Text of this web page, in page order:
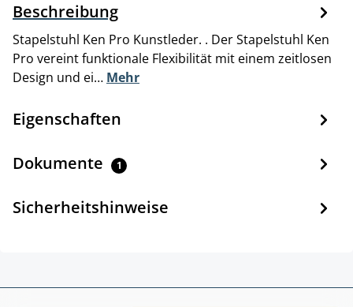
Beschreibung
Stapelstuhl Ken Pro Kunstleder. . Der Stapelstuhl Ken
Pro vereint funktionale Flexibilität mit einem zeitlosen
Design und ei… Mehr
Eigenschaften
Dokumente 1
Sicherheitshinweise